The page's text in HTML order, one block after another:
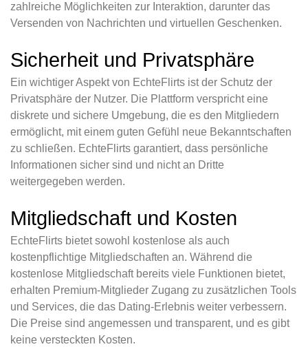
zahlreiche Möglichkeiten zur Interaktion, darunter das
Versenden von Nachrichten und virtuellen Geschenken.
Sicherheit und Privatsphäre
Ein wichtiger Aspekt von EchteFlirts ist der Schutz der
Privatsphäre der Nutzer. Die Plattform verspricht eine
diskrete und sichere Umgebung, die es den Mitgliedern
ermöglicht, mit einem guten Gefühl neue Bekanntschaften
zu schließen. EchteFlirts garantiert, dass persönliche
Informationen sicher sind und nicht an Dritte
weitergegeben werden.
Mitgliedschaft und Kosten
EchteFlirts bietet sowohl kostenlose als auch
kostenpflichtige Mitgliedschaften an. Während die
kostenlose Mitgliedschaft bereits viele Funktionen bietet,
erhalten Premium-Mitglieder Zugang zu zusätzlichen Tools
und Services, die das Dating-Erlebnis weiter verbessern.
Die Preise sind angemessen und transparent, und es gibt
keine versteckten Kosten.